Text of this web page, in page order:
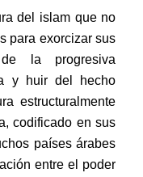
del islam que no
para exorcizar sus
la progresiva
y huir del hecho
estructuralmente
codificado en sus
países árabes
entre el poder